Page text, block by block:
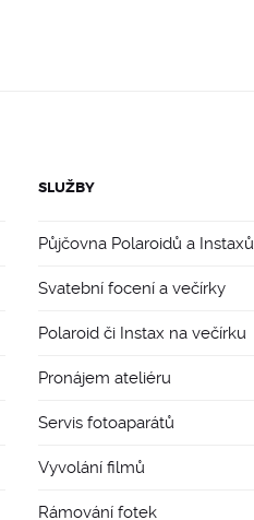
SLUŽBY
Půjčovna Polaroidů a Instaxů
Svatební focení a večírky
Polaroid či Instax na večírku
Pronájem ateliéru
Servis fotoaparátů
Vyvolání filmů
Rámování fotek